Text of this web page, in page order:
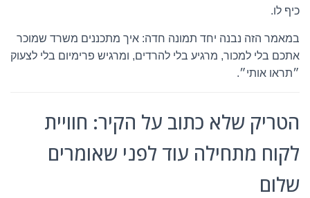
כיף לו.
במאמר הזה נבנה יחד תמונה חדה: איך מתכננים משרד שמוכר
אתכם בלי למכור, מרגיע בלי להרדים, ומרגיש פרימיום בלי לצעוק
״תראו אותי״.
הטריק שלא כתוב על הקיר: חוויית
לקוח מתחילה עוד לפני שאומרים
שלום